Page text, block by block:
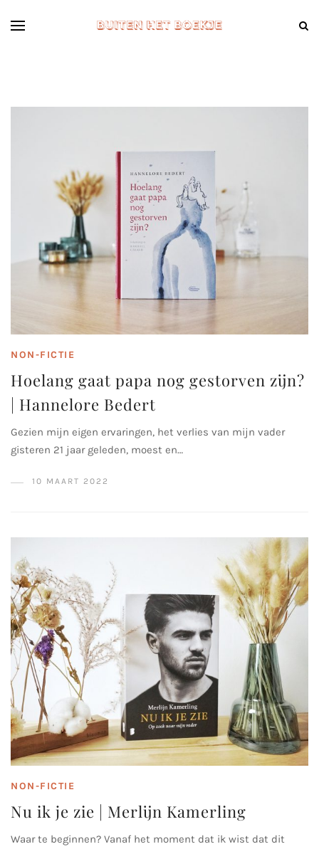
NON-FICTIE
Hoelang gaat papa nog gestorven zijn?
| Hannelore Bedert
Gezien mijn eigen ervaringen, het verlies van mijn vader
gisteren 21 jaar geleden, moest en…
10 MAART 2022
NON-FICTIE
Nu ik je zie | Merlijn Kamerling
Waar te beginnen? Vanaf het moment dat ik wist dat dit